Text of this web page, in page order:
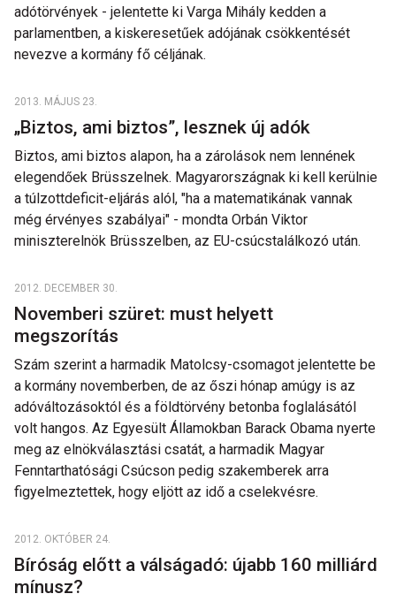
adótörvények - jelentette ki Varga Mihály kedden a
parlamentben, a kiskeresetűek adójának csökkentését
nevezve a kormány fő céljának.
2013. MÁJUS 23.
„Biztos, ami biztos”, lesznek új adók
Biztos, ami biztos alapon, ha a zárolások nem lennének
elegendőek Brüsszelnek. Magyarországnak ki kell kerülnie
a túlzottdeficit-eljárás alól, "ha a matematikának vannak
még érvényes szabályai" - mondta Orbán Viktor
miniszterelnök Brüsszelben, az EU-csúcstalálkozó után.
2012. DECEMBER 30.
Novemberi szüret: must helyett
megszorítás
Szám szerint a harmadik Matolcsy-csomagot jelentette be
a kormány novemberben, de az őszi hónap amúgy is az
adóváltozásoktól és a földtörvény betonba foglalásától
volt hangos. Az Egyesült Államokban Barack Obama nyerte
meg az elnökválasztási csatát, a harmadik Magyar
Fenntarthatósági Csúcson pedig szakemberek arra
figyelmeztettek, hogy eljött az idő a cselekvésre.
2012. OKTÓBER 24.
Bíróság előtt a válságadó: újabb 160 milliárd
mínusz?